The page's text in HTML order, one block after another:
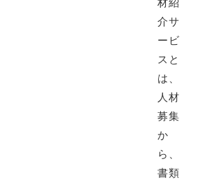
材紹
介サ
ービ
スと
は、
人材
募集
か
ら、
書類